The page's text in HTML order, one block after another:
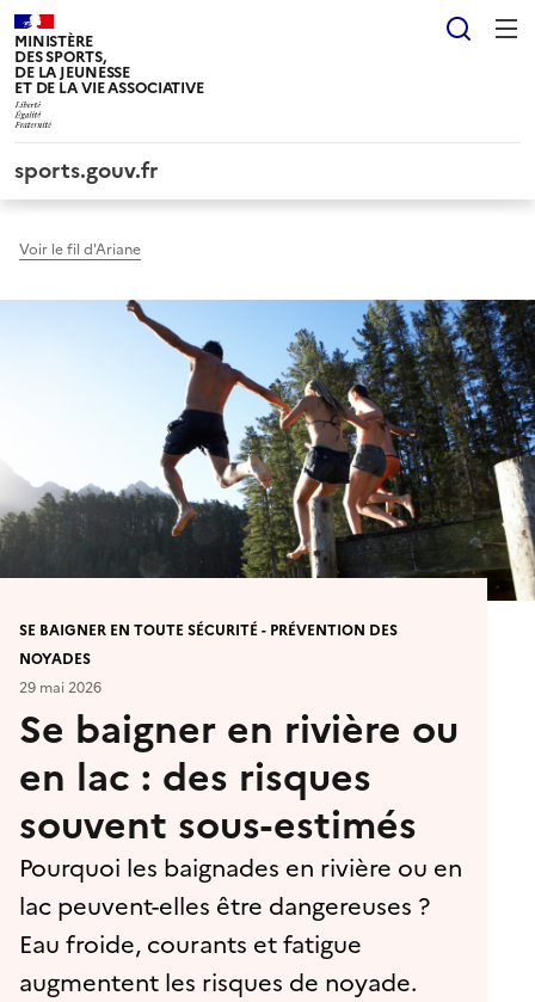
MINISTÈRE
DES SPORTS,
DE LA JEUNESSE
ET DE LA VIE ASSOCIATIVE
sports.gouv.fr
Voir le fil d'Ariane
SE BAIGNER EN TOUTE SÉCURITÉ - PRÉVENTION DES
NOYADES
29 mai 2026
Se baigner en rivière ou
en lac : des risques
souvent sous-estimés
Pourquoi les baignades en rivière ou en
lac peuvent-elles être dangereuses ?
Eau froide, courants et fatigue
augmentent les risques de noyade.
Panneau de gestion des cookies tarteaucitron